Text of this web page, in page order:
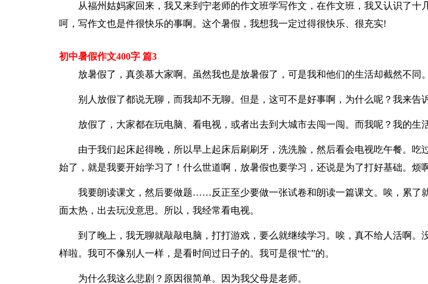
从福州姑妈家回来，我又来到宁老师的作文班学写作文，在作文班，我又认识了十
呵，写作文也是件很快乐的事啊。这个暑假，我想我一定过得很快乐、很充实!
初中暑假作文400字 篇3
放暑假了，真羡慕大家啊。虽然我也是放暑假了，可是我和他们的生活却截然不同。
别人放假了都说无聊，而我却不无聊。但是，这可不是好事啊，为什么呢？我来告诉
放假了，大家都在玩电脑、看电视，或者出去到大城市去闯一闯。而我呢？我的生
由于我们起床起得晚，所以早上起床后刷刷牙，洗洗脸，然后看会电视吃午餐。吃
始了，就是我要开始学习了！什么世道啊，放暑假也要学习，还说是为了打好基础。烦
我要朗读课文，然后要做题……反正至少要做一张试卷和朗读一篇课文。唉，累了
面太热，出去玩没意思。所以，我经常看电视。
到了晚上，我无聊就敲敲电脑，打打游戏，要么就继续学习。唉，真不给人活啊。
样啦。我可不像别人一样，是看时间过日子的。我可是很“忙”的。
为什么我这么悲剧？原因很简单。因为我父母是老师。